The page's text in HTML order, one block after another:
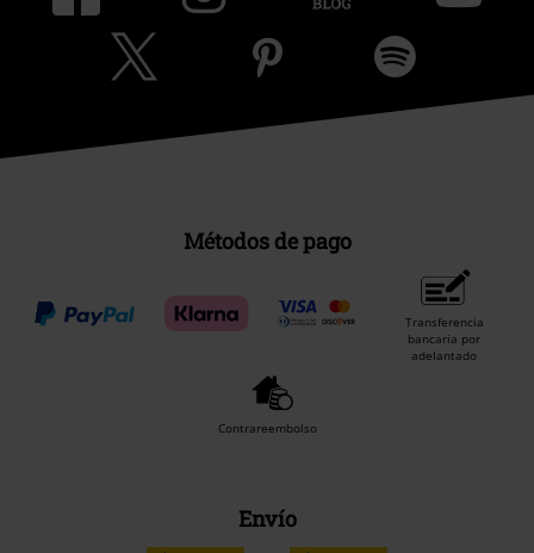
Métodos de pago
Transferencia
bancaria por
adelantado
Contrareembolso
Envío